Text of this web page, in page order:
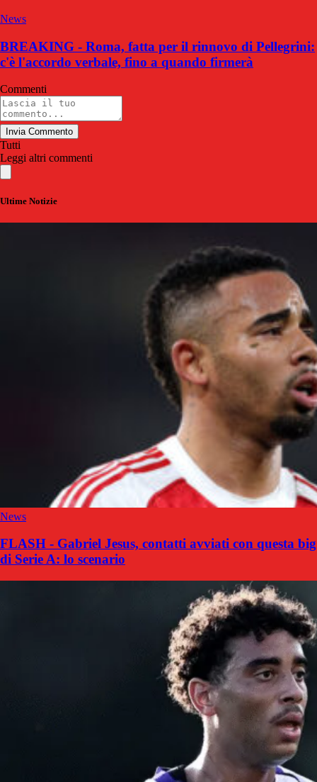
News
BREAKING - Roma, fatta per il rinnovo di Pellegrini:
c'è l'accordo verbale, fino a quando firmerà
Commenti
Invia Commento
Tutti
Leggi altri commenti
Ultime Notizie
News
FLASH - Gabriel Jesus, contatti avviati con questa big
di Serie A: lo scenario